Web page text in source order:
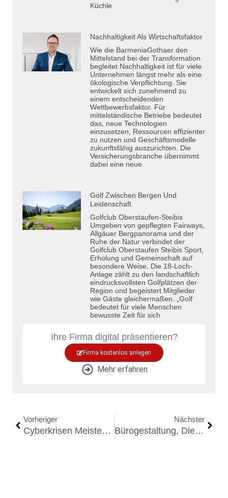
Küchle
Nachhaltigkeit Als Wirtschaftsfaktor
Wie die BarmeniaGothaer den
Mittelstand bei der Transformation
begleitet Nachhaltigkeit ist für viele
Unternehmen längst mehr als eine
ökologische Verpflichtung. Sie
entwickelt sich zunehmend zu
einem entscheidenden
Wettbewerbsfaktor. Für
mittelständische Betriebe bedeutet
das, neue Technologien
einzusetzen, Ressourcen effizienter
zu nutzen und Geschäftsmodelle
zukunftsfähig auszurichten. Die
Versicherungsbranche übernimmt
dabei eine neue
Golf Zwischen Bergen Und
Leidenschaft
Golfclub Oberstaufen-Steibis
Umgeben von gepflegten Fairways,
Allgäuer Bergpanorama und der
Ruhe der Natur verbindet der
Golfclub Oberstaufen Steibis Sport,
Erholung und Gemeinschaft auf
besondere Weise. Die 18-Loch-
Anlage zählt zu den landschaftlich
eindrucksvollsten Golfplätzen der
Region und begeistert Mitglieder
wie Gäste gleichermaßen. „Golf
bedeutet für viele Menschen
bewusste Zeit für sich
Ihre Firma digital präsentieren?
Firma kostenlos anlegen
Mehr erfahren
Vorheriger
Cyberkrisen Meistern – Rapid Response Und Klare Verantwortung Im Ernstfall
Nächster
Bürogestaltung, Die Positiv Wirkt